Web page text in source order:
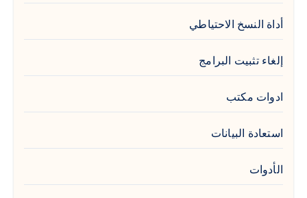
أداة النسخ الاحتياطي
إلغاء تثبيت البرامج
ادوات مكتب
استعادة البيانات
الأدوات